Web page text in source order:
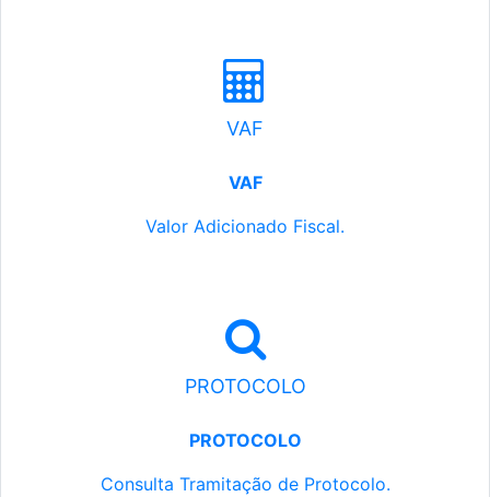
VAF
VAF
Valor Adicionado Fiscal.
PROTOCOLO
PROTOCOLO
Consulta Tramitação de Protocolo.